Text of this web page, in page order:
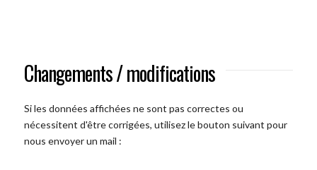
Changements / modifications
Si les données affichées ne sont pas correctes ou
nécessitent d'être corrigées, utilisez le bouton suivant pour
nous envoyer un mail :